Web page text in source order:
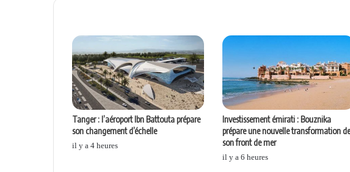
Tanger : l’aéroport Ibn Battouta prépare
son changement d’échelle
il y a 4 heures
Investissement émirati : Bouznika
prépare une nouvelle transformation de
son front de mer
il y a 6 heures